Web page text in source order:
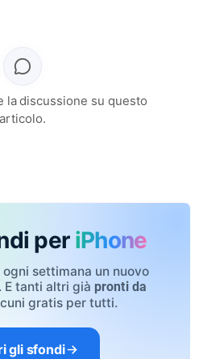
la discussione su questo
articolo.
per iPhone
ogni settimana un nuovo
E tanti altri già pronti da
gratis per tutti.
gli sfondi